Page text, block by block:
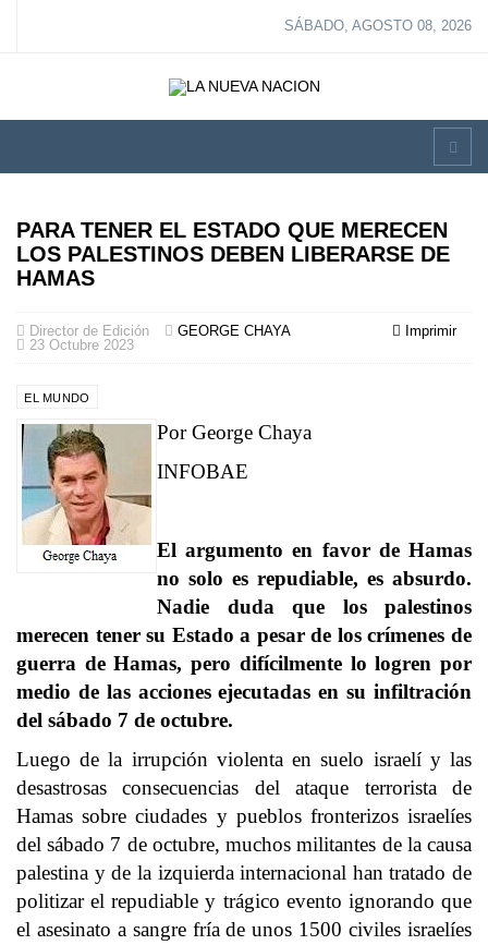
SÁBADO, AGOSTO 08, 2026
PARA TENER EL ESTADO QUE MERECEN
LOS PALESTINOS DEBEN LIBERARSE DE
HAMAS
Imprimir
Director de Edición
GEORGE CHAYA
23 Octubre 2023
EL MUNDO
Por George Chaya
INFOBAE
El argumento en favor de Hamas
no solo es repudiable, es absurdo.
Nadie duda que los palestinos
merecen tener su Estado a pesar de los crímenes de
guerra de Hamas, pero difícilmente lo logren por
medio de las acciones ejecutadas en su infiltración
del sábado 7 de octubre.
Luego de la irrupción violenta en suelo israelí y las
desastrosas consecuencias del ataque terrorista de
Hamas sobre ciudades y pueblos fronterizos israelíes
del sábado 7 de octubre, muchos militantes de la causa
palestina y de la izquierda internacional han tratado de
politizar el repudiable y trágico evento ignorando que
el asesinato a sangre fría de unos 1500 civiles israelíes